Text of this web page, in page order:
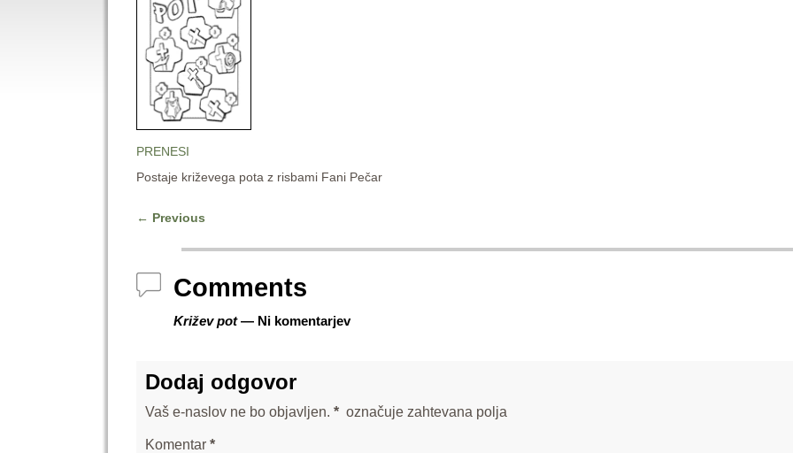
PRENESI
Postaje križevega pota z risbami Fani Pečar
← Previous
Comments
Križev pot— Ni komentarjev
Dodaj odgovor
Vaš e-naslov ne bo objavljen. * označuje zahtevana polja
Komentar *